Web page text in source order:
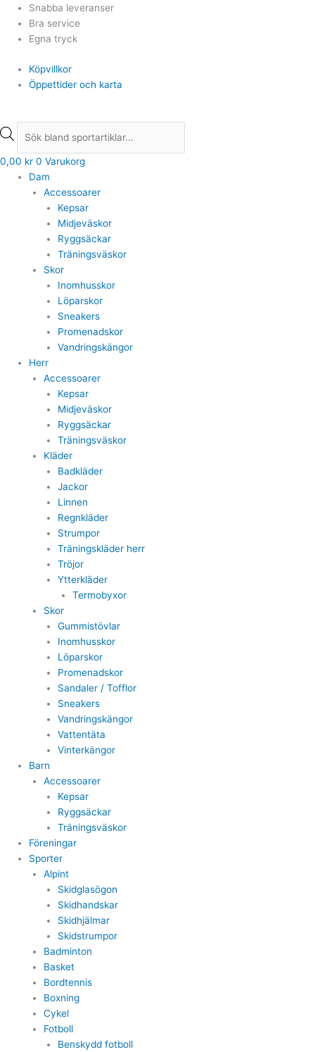
Hoppa
innehåll
Snabba leveranser
Bra service
Egna tryck
Köpvillkor
Öppettider och karta
Products
search
0,00 kr 0 Varukorg
Dam
Accessoarer
Kepsar
Midjeväskor
Ryggsäckar
Träningsväskor
Skor
Inomhusskor
Löparskor
Sneakers
Promenadskor
Vandringskängor
Herr
Accessoarer
Kepsar
Midjeväskor
Ryggsäckar
Träningsväskor
Kläder
Badkläder
Jackor
Linnen
Regnkläder
Strumpor
Träningskläder herr
Tröjor
Ytterkläder
Termobyxor
Skor
Gummistövlar
Inomhusskor
Löparskor
Promenadskor
Sandaler / Tofflor
Sneakers
Vandringskängor
Vattentäta
Vinterkängor
Barn
Accessoarer
Kepsar
Ryggsäckar
Träningsväskor
Föreningar
Sporter
Alpint
Skidglasögon
Skidhandskar
Skidhjälmar
Skidstrumpor
Badminton
Basket
Bordtennis
Boxning
Cykel
Fotboll
Benskydd fotboll
Products
search